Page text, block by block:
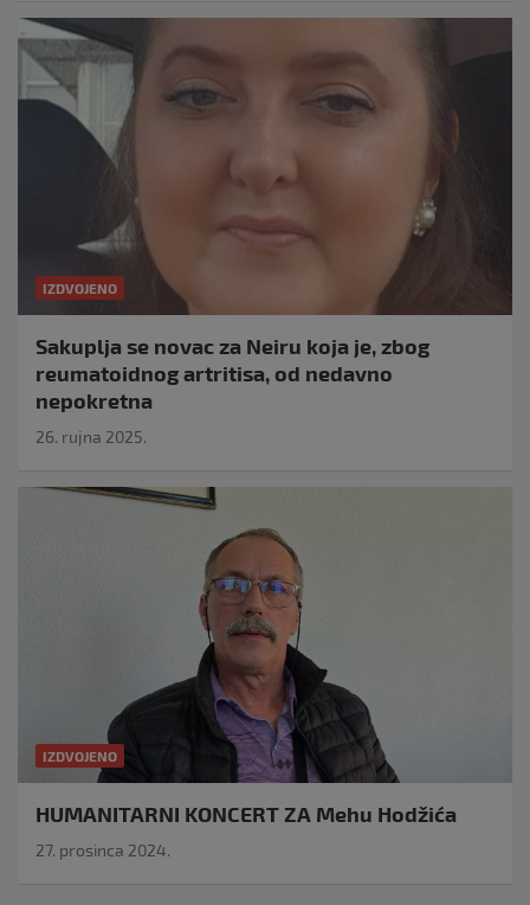
IZDVOJENO
Sakuplja se novac za Neiru koja je, zbog
reumatoidnog artritisa, od nedavno
nepokretna
26. rujna 2025.
IZDVOJENO
HUMANITARNI KONCERT ZA Mehu Hodžića
27. prosinca 2024.